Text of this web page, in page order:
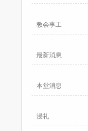
教会事工
最新消息
本堂消息
浸礼